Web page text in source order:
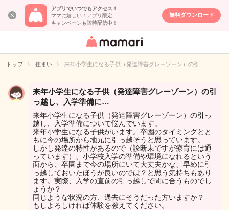
アプリでいつでもアクセス！
ママに嬉しい！アプリ限定
キャンペーンも随時配信中！
無料ダウンロード
女性専用匿名QA
イト
トップ 住まい 来年小学生になる子供（発達障害グレーゾーン）の引…
来年小学生になる子供（発達障害グレーゾーン）の引
っ越し、入学準備に…
来年小学生になる子供（発達障害グレーゾーン）の引っ
越し、入学準備について悩んでいます。
来年小学生になる子供がいます。卒園のタイミングとと
もに今の場所から地元に引っ越そうと思っています。
しかし発達の特性があるので（診断未ですが療育には通
っています）、小学校入学の準備や環境になれるという
面から、卒園まで今の場所にいて大丈夫かな、早めに引
っ越しておいたほうが良いのでは？と思う気持ちもあり
ます。実際、入学の直前の引っ越しで間に合うものでし
ょうか？
同じような状況の方、過去にそうだった方いますか？
もしよろしければ体験を教えてください。